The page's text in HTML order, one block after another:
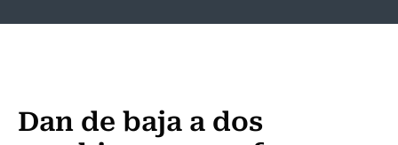
Dan de baja a dos